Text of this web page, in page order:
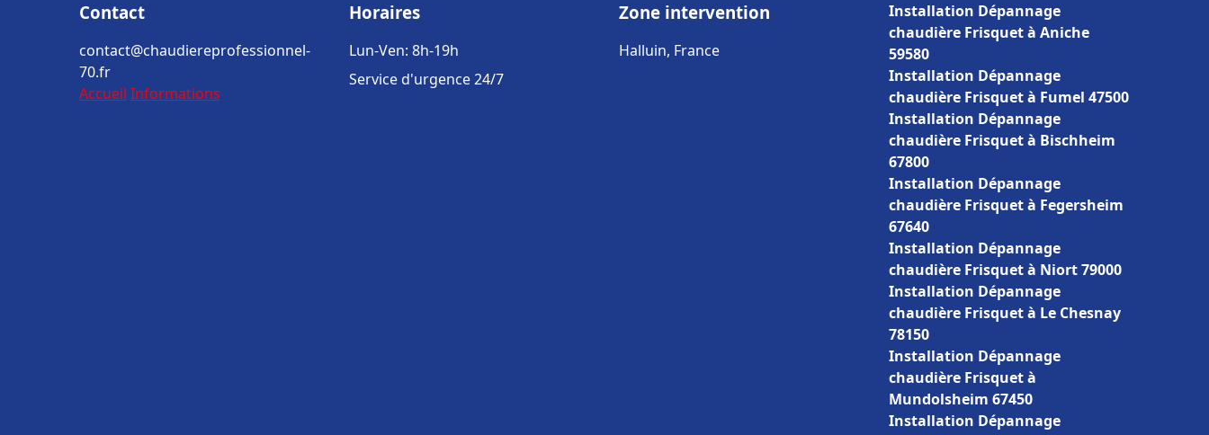
Contact
contact@chaudiereprofessionnel-
70.fr
Accueil Informations
Horaires
Lun-Ven: 8h-19h
Service d'urgence 24/7
Zone intervention
Halluin, France
Installation Dépannage
chaudière Frisquet à Aniche
59580
Installation Dépannage
chaudière Frisquet à Fumel 47500
Installation Dépannage
chaudière Frisquet à Bischheim
67800
Installation Dépannage
chaudière Frisquet à Fegersheim
67640
Installation Dépannage
chaudière Frisquet à Niort 79000
Installation Dépannage
chaudière Frisquet à Le Chesnay
78150
Installation Dépannage
chaudière Frisquet à
Mundolsheim 67450
Installation Dépannage